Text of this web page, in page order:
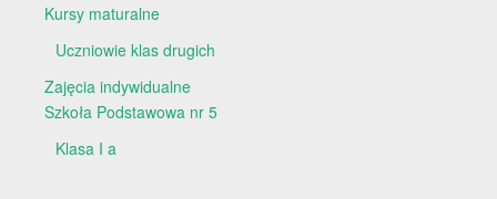
Kursy maturalne
Uczniowie klas drugich
Zajęcia indywidualne
Szkoła Podstawowa nr 5
Klasa I a